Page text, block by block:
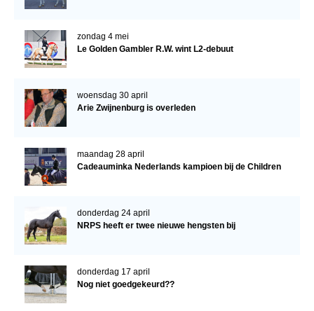
zondag 4 mei
Le Golden Gambler R.W. wint L2-debuut
woensdag 30 april
Arie Zwijnenburg is overleden
maandag 28 april
Cadeauminka Nederlands kampioen bij de Children
donderdag 24 april
NRPS heeft er twee nieuwe hengsten bij
donderdag 17 april
Nog niet goedgekeurd??